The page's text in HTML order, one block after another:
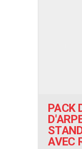
PACK
AVEC